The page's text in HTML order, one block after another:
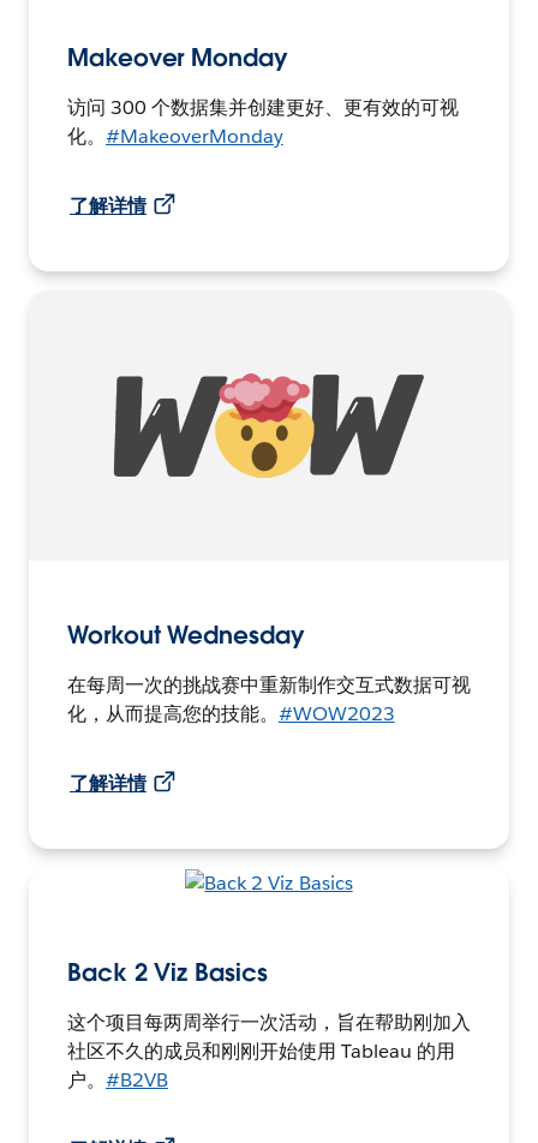
Makeover Monday
访问 300 个数据集并创建更好、更有效的可视
化。 #MakeoverMonday
了解详情
Workout Wednesday
在每周一次的挑战赛中重新制作交互式数据可视
化，从而提高您的技能。 #WOW2023
了解详情
Back 2 Viz Basics
这个项目每两周举行一次活动，旨在帮助刚加入
社区不久的成员和刚刚开始使用 Tableau 的用
户。 #B2VB